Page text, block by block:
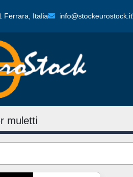
Ferrara, Italia info@stockeurostock.it
muletti